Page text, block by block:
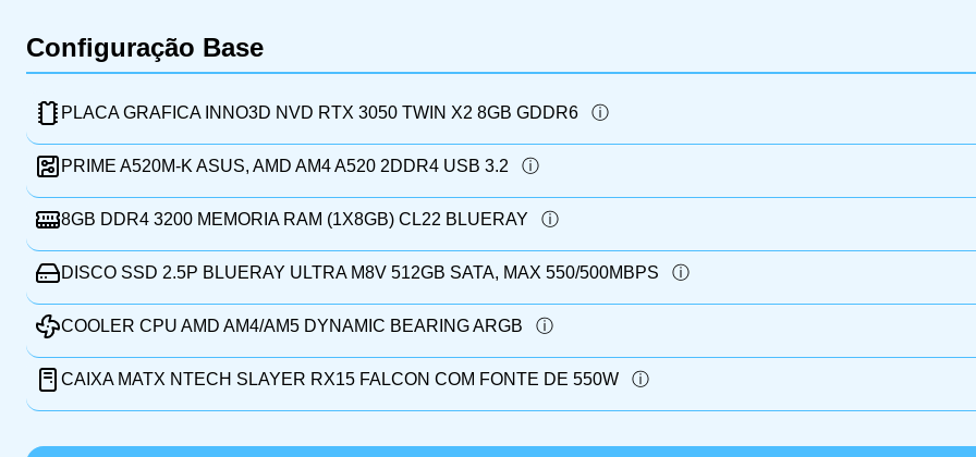
Configuração Base
PLACA GRAFICA INNO3D NVD RTX 3050 TWIN X2 8GB GDDR6
PRIME A520M-K ASUS, AMD AM4 A520 2DDR4 USB 3.2
8GB DDR4 3200 MEMORIA RAM (1X8GB) CL22 BLUERAY
DISCO SSD 2.5P BLUERAY ULTRA M8V 512GB SATA, MAX 550/500MBPS
COOLER CPU AMD AM4/AM5 DYNAMIC BEARING ARGB
CAIXA MATX NTECH SLAYER RX15 FALCON COM FONTE DE 550W